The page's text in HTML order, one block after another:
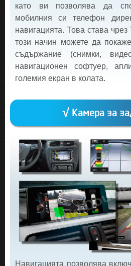
като ви позволява да
мобилния си телефон
навигацията. Това става
този начин можете да
съдържание (снимки,
навигационен софтуер,
големия екран в колата.
√ Камера за
Навигацията позволява